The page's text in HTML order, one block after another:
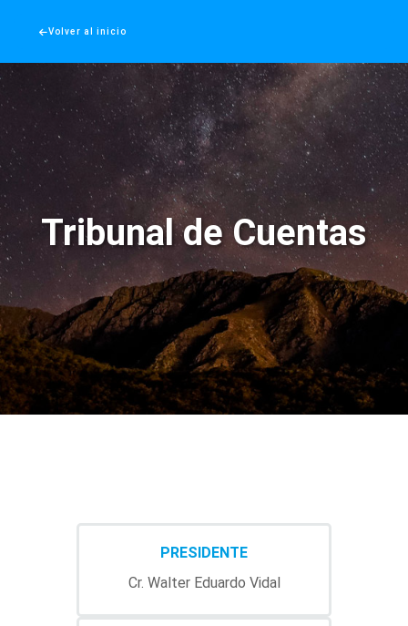
Volver al inicio
Volver al inicio
Tribunal de Cuentas
PRESIDENTE
Cr. Walter Eduardo Vidal